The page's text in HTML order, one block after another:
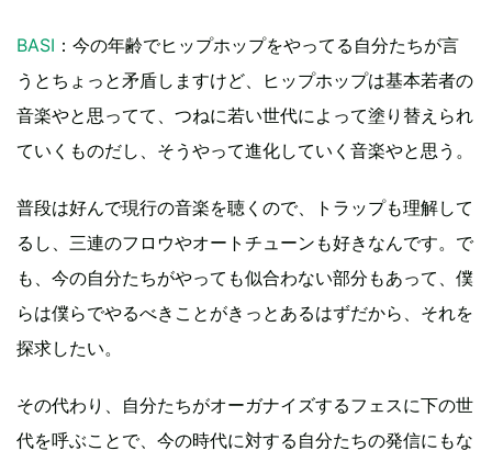
BASI ：今の年齢でヒップホップをやってる自分たちが言
うとちょっと矛盾しますけど、ヒップホップは基本若者の
音楽やと思ってて、つねに若い世代によって塗り替えられ
ていくものだし、そうやって進化していく音楽やと思う。
普段は好んで現行の音楽を聴くので、トラップも理解して
るし、三連のフロウやオートチューンも好きなんです。で
も、今の自分たちがやっても似合わない部分もあって、僕
らは僕らでやるべきことがきっとあるはずだから、それを
探求したい。
その代わり、自分たちがオーガナイズするフェスに下の世
代を呼ぶことで、今の時代に対する自分たちの発信にもな